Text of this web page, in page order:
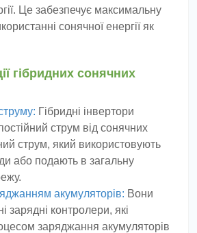
Це забезпечує максимальну
сонячної енергії як
гібридних сонячних
Гібридні інвертори
струм від сонячних
струм, який використовують
або подають в загальну
акумуляторів: Вони
зарядні контролери, які
заряджання акумуляторів